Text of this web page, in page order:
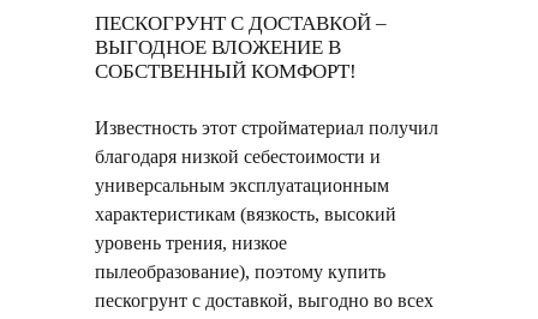
ПЕСКОГРУНТ С ДОСТАВКОЙ –
ВЫГОДНОЕ ВЛОЖЕНИЕ В
СОБСТВЕННЫЙ КОМФОРТ!
Известность этот стройматериал получил
благодаря низкой себестоимости и
универсальным эксплуатационным
характеристикам (вязкость, высокий
уровень трения, низкое
пылеобразование), поэтому купить
пескогрунт с доставкой, выгодно во всех